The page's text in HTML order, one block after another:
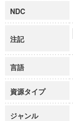
NDC
注記
言語
資源タイプ
ジャンル